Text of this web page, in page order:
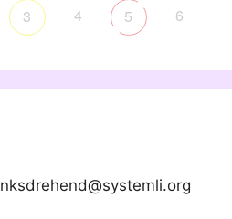
3 4 5 6